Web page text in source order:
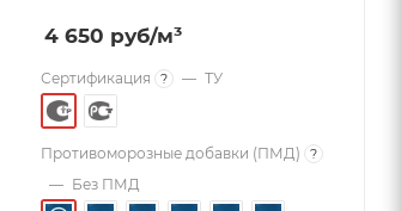
4 650 руб/м³
Сертификация ? — ТУ
Противоморозные добавки (ПМД) ?
— Без ПМД